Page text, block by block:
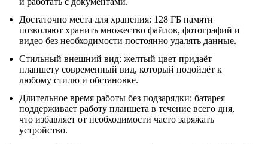
Достаточно места для хранения: 128 ГБ памяти
позволяют хранить множество файлов, фотографий и
видео без необходимости постоянно удалять данные.
Стильный внешний вид: желтый цвет придаёт
планшету современный вид, который подойдёт к
любому стилю и обстановке.
Длительное время работы без подзарядки: батарея
поддерживает работу планшета в течение всего дня,
что избавляет от необходимости часто заряжать
устройство.